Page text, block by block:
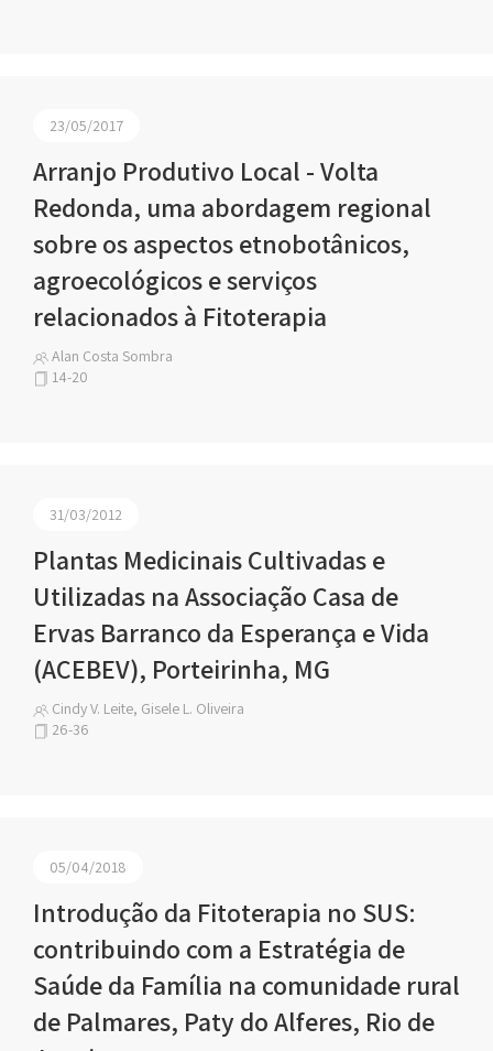
23/05/2017
Arranjo Produtivo Local - Volta
Redonda, uma abordagem regional
sobre os aspectos etnobotânicos,
agroecológicos e serviços
relacionados à Fitoterapia
Alan Costa Sombra
14-20
31/03/2012
Plantas Medicinais Cultivadas e
Utilizadas na Associação Casa de
Ervas Barranco da Esperança e Vida
(ACEBEV), Porteirinha, MG
Cindy V. Leite, Gisele L. Oliveira
26-36
05/04/2018
Introdução da Fitoterapia no SUS:
contribuindo com a Estratégia de
Saúde da Família na comunidade rural
de Palmares, Paty do Alferes, Rio de